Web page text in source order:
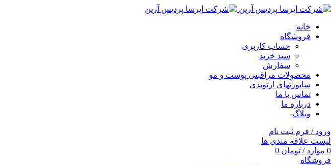
خانه
فروشگاه
حساب کاربری
سبد خرید
سفارش
محصولات مراقبتی پوست و مو
ساپورتهای ارتوپدی
تماس با ما
درباره ما
وبلاگ
ورود / فرم ثبت نام
لیست علاقه مندی ها
0 موارد / تومان
فروشگاه